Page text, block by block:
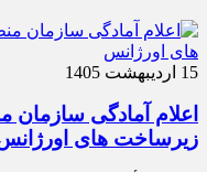
15 اردیبهشت 1405
اعلام آمادگی سازمان
زیرساخت‌ های